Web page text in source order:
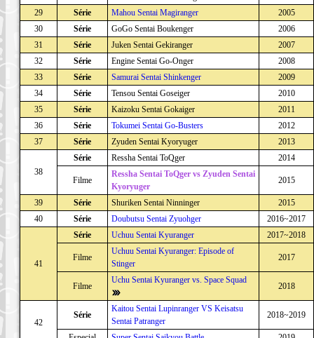
29
Série Mahou Sentai Magiranger
2005
30
Série GoGo Sentai Boukenger
2006
31
Série Juken Sentai Gekiranger
2007
32
Série Engine Sentai Go-Onger
2008
33
Série Samurai Sentai Shinkenger
2009
34
Série Tensou Sentai Goseiger
2010
35
Série Kaizoku Sentai Gokaiger
2011
36
Série Tokumei Sentai Go-Busters
2012
37
Série Zyuden Sentai Kyoryuger 2013
38
Série Ressha Sentai ToQger 2014
Filme
Ressha Sentai ToQger vs Zyuden Sentai
Kyoryuger
2015
39 Série Shuriken Sentai Ninninger
2015
40
Série Doubutsu Sentai Zyuohger 2016~2017
41
Série Uchuu Sentai Kyuranger 2017~2018
Filme
Uchuu Sentai Kyuranger: Episode of
Stinger
2017
Filme
Uchu Sentai Kyuranger vs. Space Squad
2018
42
Série
Kaitou Sentai Lupinranger VS Keisatsu
Sentai Patranger
2018~2019